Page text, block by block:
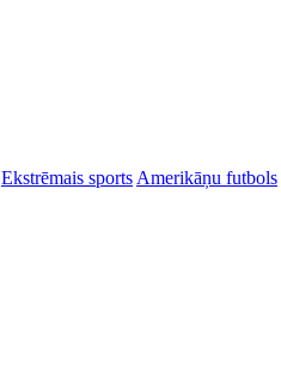
Ekstrēmais sports Amerikāņu futbols